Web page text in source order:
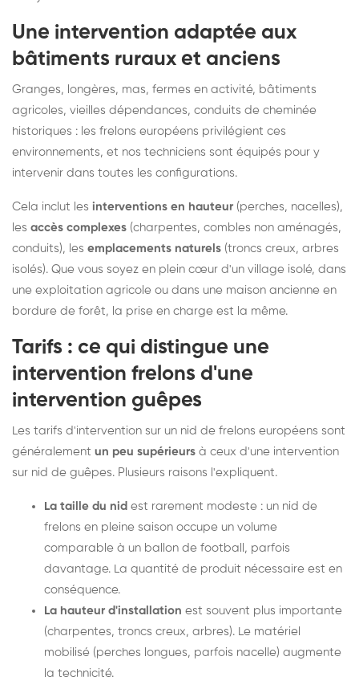
Une intervention adaptée aux
bâtiments ruraux et anciens
Granges, longères, mas, fermes en activité, bâtiments
agricoles, vieilles dépendances, conduits de cheminée
historiques : les frelons européens privilégient ces
environnements, et nos techniciens sont équipés pour y
intervenir dans toutes les configurations.
Cela inclut les interventions en hauteur (perches, nacelles),
les accès complexes (charpentes, combles non aménagés,
conduits), les emplacements naturels (troncs creux, arbres
isolés). Que vous soyez en plein cœur d'un village isolé, dans
une exploitation agricole ou dans une maison ancienne en
bordure de forêt, la prise en charge est la même.
Tarifs : ce qui distingue une
intervention frelons d'une
intervention guêpes
Les tarifs d'intervention sur un nid de frelons européens sont
généralement un peu supérieurs à ceux d'une intervention
sur nid de guêpes. Plusieurs raisons l'expliquent.
La taille du nid est rarement modeste : un nid de
frelons en pleine saison occupe un volume
comparable à un ballon de football, parfois
davantage. La quantité de produit nécessaire est en
conséquence.
La hauteur d'installation est souvent plus importante
(charpentes, troncs creux, arbres). Le matériel
mobilisé (perches longues, parfois nacelle) augmente
la technicité.